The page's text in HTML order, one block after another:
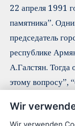
22 апреля 1991
памятника”.
председатель
республике
А.Галстян. Тогда
этому вопросу”,
памятников”.
Wir